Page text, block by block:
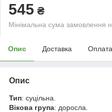
545 ₴
Мінімальна сума замовлення
Опис Доставка Оплата
Опис
Тип: суцільна.
Вікова група: доросла.